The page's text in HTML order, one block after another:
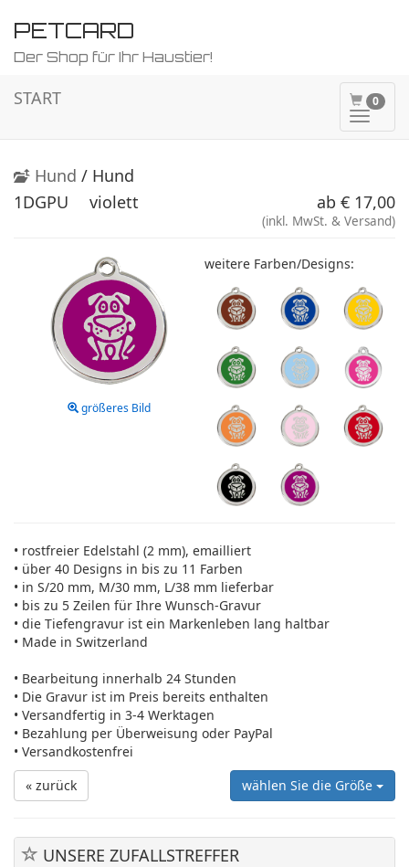
PETCARD
Der Shop für Ihr Haustier!
0
ein-/
START
Hund / Hund
1DGPU
violett ab € 17,00
(inkl. MwSt. & Versand)
größeres Bild
weitere Farben/Designs:
• rostfreier Edelstahl (2 mm), emailliert
• über 40 Designs in bis zu 11 Farben
• in S/20 mm, M/30 mm, L/38 mm lieferbar
• bis zu 5 Zeilen für Ihre Wunsch-Gravur
• die Tiefengravur ist ein Markenleben lang haltbar
• Made in Switzerland
• Bearbeitung innerhalb 24 Stunden
• Die Gravur ist im Preis bereits enthalten
• Versandfertig in 3-4 Werktagen
• Bezahlung per Überweisung oder PayPal
• Versandkostenfrei
« zurück
wählen Sie die Größe
UNSERE ZUFALLSTREFFER